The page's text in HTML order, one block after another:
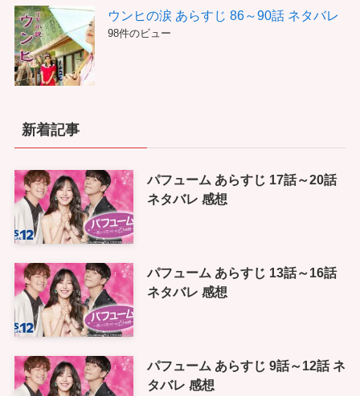
ウンヒの涙 あらすじ 86～90話 ネタバレ
98件のビュー
新着記事
パフューム あらすじ 17話～20話
ネタバレ 感想
パフューム あらすじ 13話～16話
ネタバレ 感想
パフューム あらすじ 9話～12話 ネ
タバレ 感想